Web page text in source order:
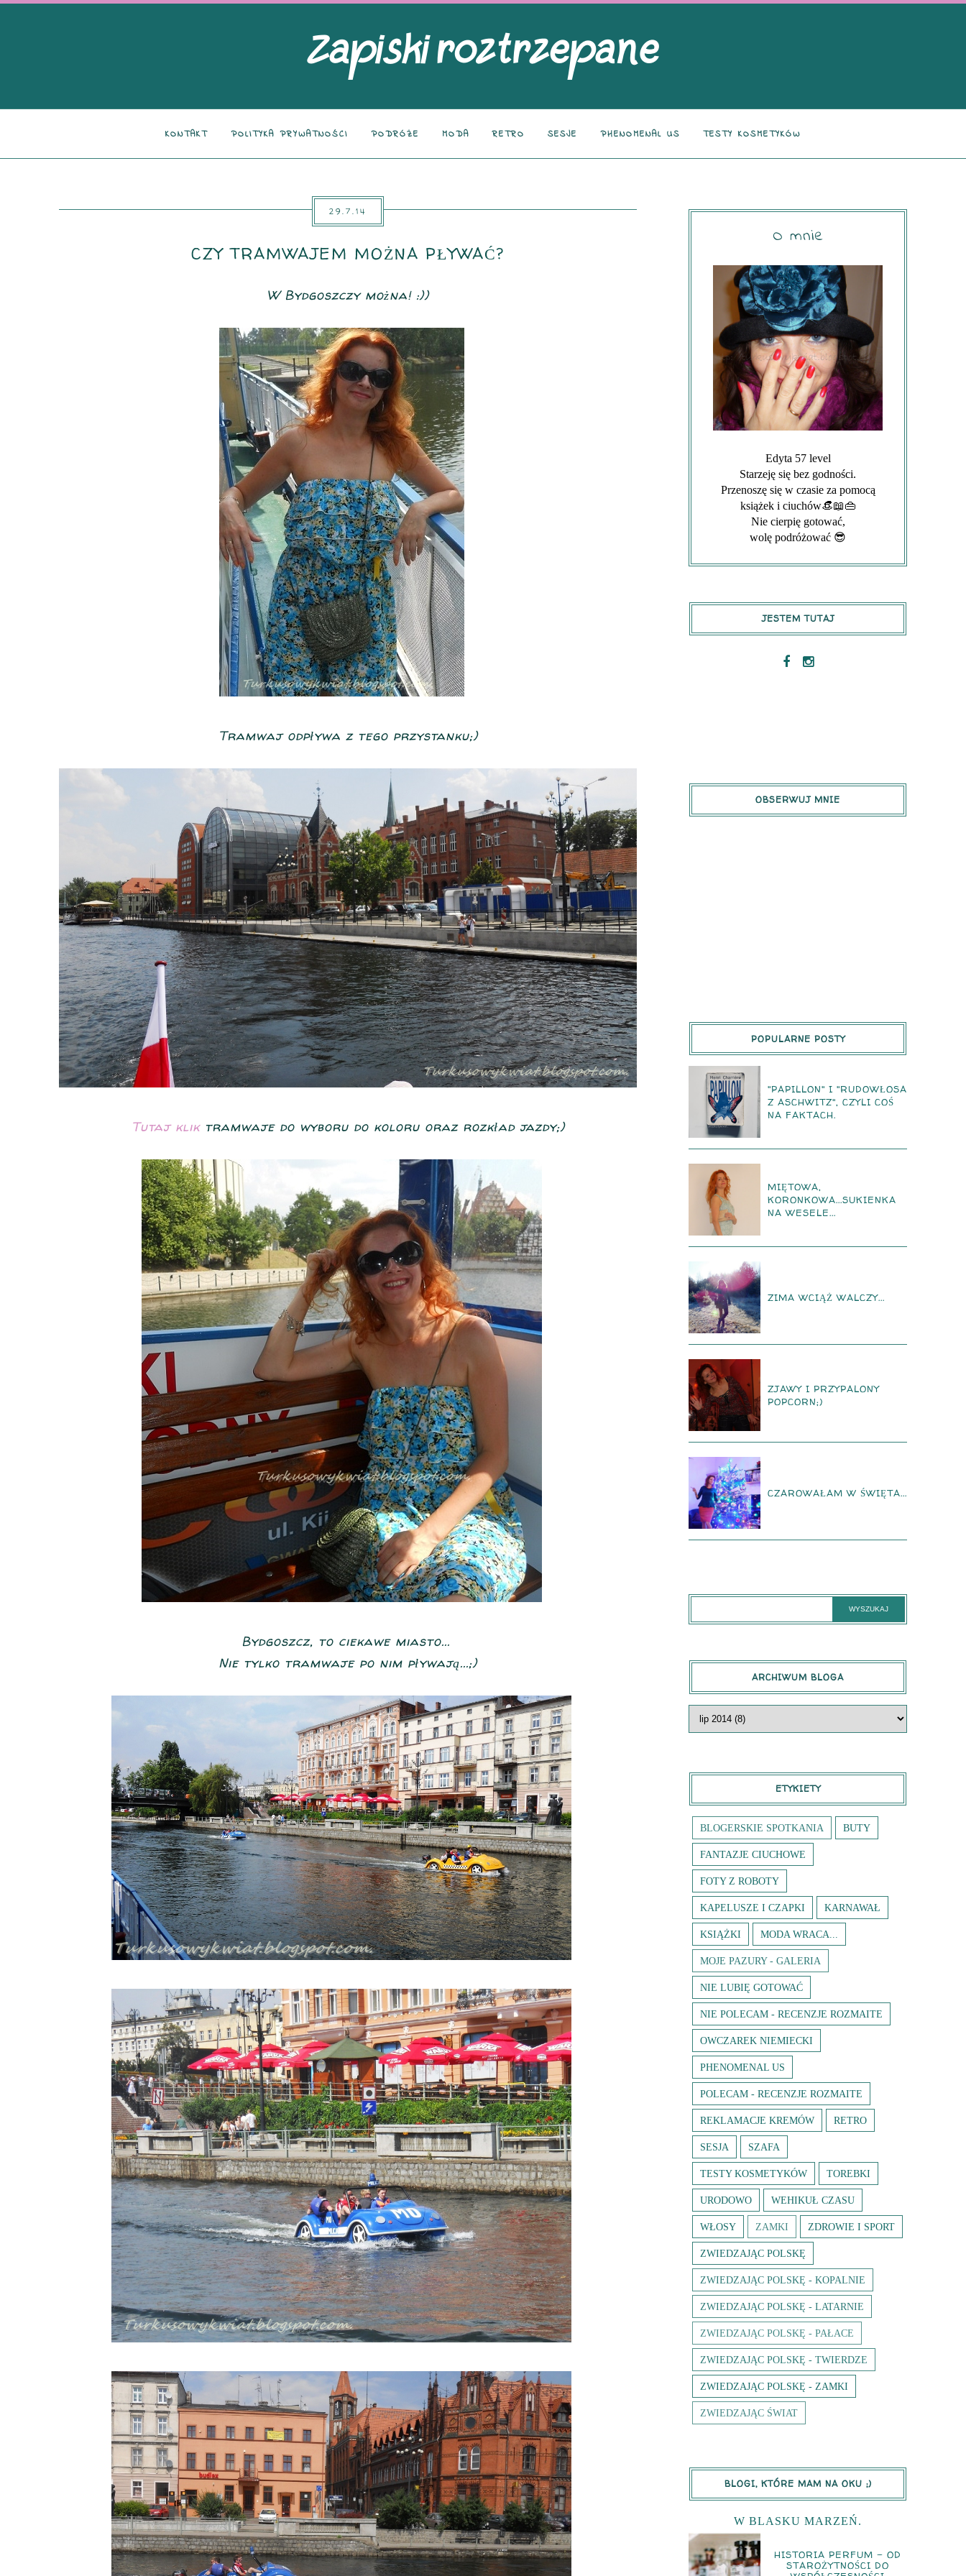
KONTAKT POLITYKA PRYWATNOŚCI PODRÓŻE MODA RETRO SESJE PHENOMENAL US TESTY KOSMETYKÓW
29.7.14
CZY TRAMWAJEM MOŻNA PŁYWAĆ?
W Bydgoszczy można! :))
Tramwaj odpływa z tego przystanku;)
Tutaj kliktramwaje do wyboru do koloru oraz rozkład jazdy;)
Bydgoszcz, to ciekawe miasto...
Nie tylko tramwaje po nim pływają...;)
O mnie
Edyta 57 level
Starzeję się bez godności.
Przenoszę się w czasie za pomocą
książek i ciuchów👒📖👜
Nie cierpię gotować,
wolę podróżować 😎
JESTEM TUTAJ
OBSERWUJ MNIE
POPULARNE POSTY
"PAPILLON" I "RUDOWŁOSA
Z ASCHWITZ", CZYLI COŚ
NA FAKTACH.
MIĘTOWA,
KORONKOWA...SUKIENKA
NA WESELE...
ZIMA WCIĄŻ WALCZY...
ZJAWY I PRZYPALONY
POPCORN;)
CZAROWAŁAM W ŚWIĘTA...
ARCHIWUM BLOGA
ETYKIETY
BLOGERSKIE SPOTKANIA BUTY
FANTAZJE CIUCHOWE
FOTY Z ROBOTY
KAPELUSZE I CZAPKI KARNAWAŁ
KSIĄŻKI MODA WRACA...
MOJE PAZURY - GALERIA
NIE LUBIĘ GOTOWAĆ
NIE POLECAM - RECENZJE ROZMAITE
OWCZAREK NIEMIECKI
PHENOMENAL US
POLECAM - RECENZJE ROZMAITE
REKLAMACJE KREMÓW RETRO
SESJA SZAFA
TESTY KOSMETYKÓW TOREBKI
URODOWO WEHIKUŁ CZASU
WŁOSY ZAMKI ZDROWIE I SPORT
ZWIEDZAJĄC POLSKĘ
ZWIEDZAJĄC POLSKĘ - KOPALNIE
ZWIEDZAJĄC POLSKĘ - LATARNIE
ZWIEDZAJĄC POLSKĘ - PAŁACE
ZWIEDZAJĄC POLSKĘ - TWIERDZE
ZWIEDZAJĄC POLSKĘ - ZAMKI
ZWIEDZAJĄC ŚWIAT
BLOGI, KTÓRE MAM NA OKU ;)
W BLASKU MARZEŃ.
HISTORIA PERFUM – OD
STAROŻYTNOŚCI DO